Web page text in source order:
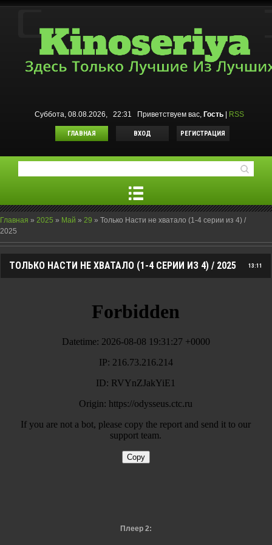
Суббота, 08.08.2026, 22:31 Приветствуем вас, Гость| RSS
ГЛАВНАЯ ВХОД РЕГИСТРАЦИЯ
Главная » 2025 » Май » 29 » Только Насти не хватало (1-4 серии из 4) /
2025
13:11
ТОЛЬКО НАСТИ НЕ ХВАТАЛО (1-4 СЕРИИ ИЗ 4) / 2025
Плеер 2: